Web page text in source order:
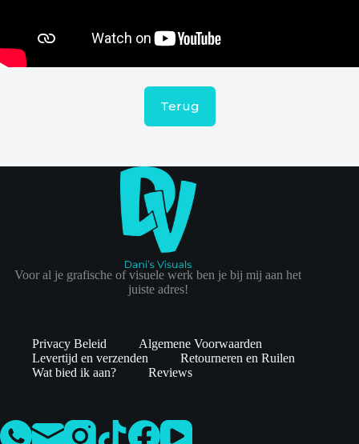
Terug
Voor al je grafische of visuele werk ben je bij mij aan het
juiste adres!
Privacy Beleid
Algemene Voorwaarden
Levertijd en verzenden
Retourneren en Ruilen
Wat bied ik aan?
Reviews